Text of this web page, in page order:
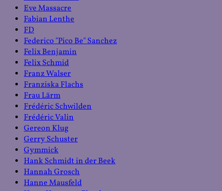
Eve Massacre
Fabian Lenthe
FD
Federico "Pico Be" Sanchez
Felix Benjamin
Felix Schmid
Franz Walser
Franziska Flachs
Frau Lärm
Frédéric Schwilden
Frédéric Valin
Gereon Klug
Gerry Schuster
Gymmick
Hank Schmidt in der Beek
Hannah Grosch
Hanne Mausfeld